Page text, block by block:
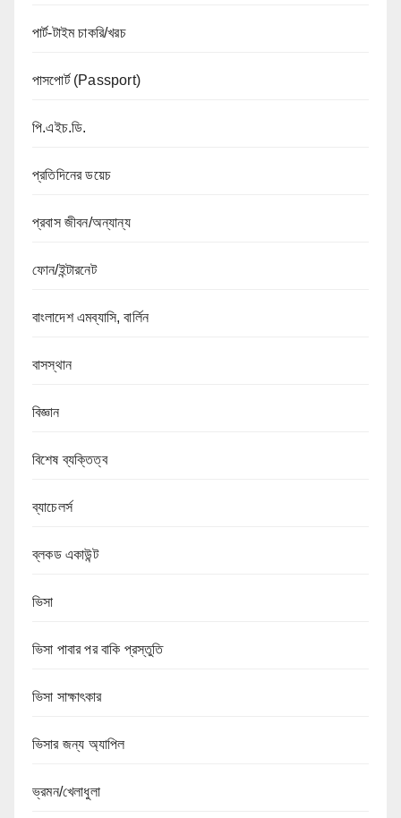
পার্ট-টাইম চাকরি/খরচ
পাসপোর্ট (Passport)
পি.এইচ.ডি.
প্রতিদিনের ডয়েচ
প্রবাস জীবন/অন্যান্য
ফোন/ইন্টারনেট
বাংলাদেশ এমব্যাসি, বার্লিন
বাসস্থান
বিজ্ঞান
বিশেষ ব্যক্তিত্ব
ব্যাচেলর্স
ব্লকড একাউন্ট
ভিসা
ভিসা পাবার পর বাকি প্রস্তুতি
ভিসা সাক্ষাৎকার
ভিসার জন্য অ্যাপিল
ভ্রমন/খেলাধুলা